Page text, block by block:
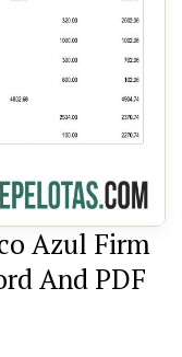
Azul Firm
And PDF